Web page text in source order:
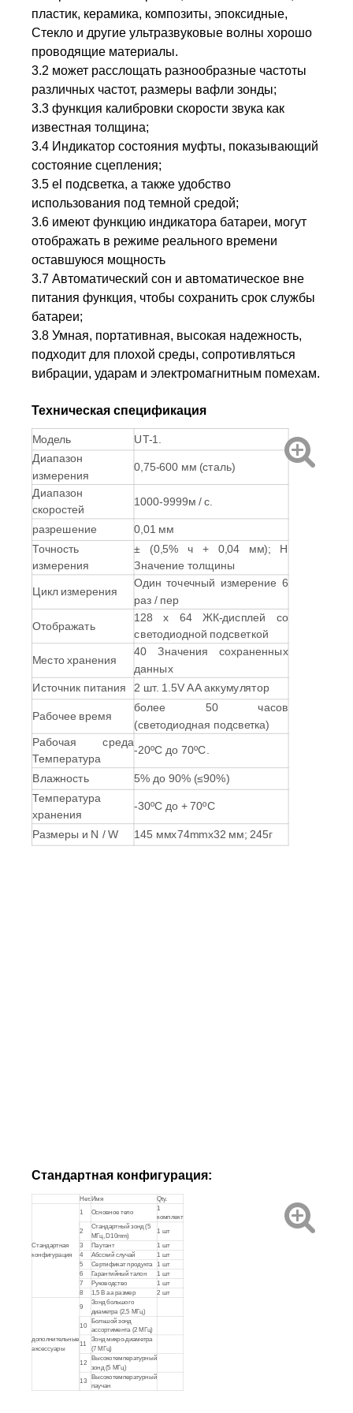
пластик, керамика, композиты, эпоксидные,
Стекло и другие ультразвуковые волны хорошо
проводящие материалы.
3.2 может расслощать разнообразные частоты
различных частот, размеры вафли зонды;
3.3 функция калибровки скорости звука как
известная толщина;
3.4 Индикатор состояния муфты, показывающий
состояние сцепления;
3.5 el подсветка, а также удобство
использования под темной средой;
3.6 имеют функцию индикатора батареи, могут
отображать в режиме реального времени
оставшуюся мощность
3.7 Автоматический сон и автоматическое вне
питания функция, чтобы сохранить срок службы
батареи;
3.8 Умная, портативная, высокая надежность,
подходит для плохой среды, сопротивляться
вибрации, ударам и электромагнитным помехам.
Техническая спецификация
Модель UT-1.
Диапазон
измерения
0,75-600 мм (сталь)
Диапазон
скоростей
1000-9999м / с.
разрешение
0,01 мм
Точность
измерения
± (0,5% ч + 0,04 мм);
H
Значение толщины
Цикл измерения
Один точечный измерение 6
раз / пер
Отображать
128 х 64 ЖК-дисплей со
светодиодной подсветкой
Место хранения
40 Значения сохраненных
данных
Источник питания
2 шт. 1.5V AA аккумулятор
Рабочее время
более 50 часов
(светодиодная подсветка)
Рабочая среда
Температура
-20ºC до 70ºC.
Влажность
5% до 90% (≤90%)
Температура
хранения
-30ºC до + 70ºC
Размеры и N / W 145 ммx74mmx32 мм; 245г
Стандартная конфигурация:
Нет. Имя Qty.
Стандартная
конфигурация
1 Основное тело
1
комплект
2
Стандартный зонд (5
МГц, D10mm)
1 шт
3 Паутант 1 шт
4 Абсский случай 1 шт
5 Сертификат продукта
1 шт
6
Гарантийный талон 1 шт
7 Руководство 1 шт
8 1,5 В аа размер 2 шт
дополнительные
аксессуары
9
Зонд большого
диаметра (2,5 МГц)
10
Большой зонд
ассортимента (2 МГц)
11
Зонд микро-диаметра
(7 МГц)
12
Высокотемпературный
зонд (5 МГц)
13
Высокотемпературный
паучан